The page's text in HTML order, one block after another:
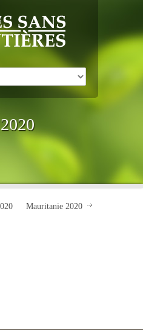
Mauritanie 2020